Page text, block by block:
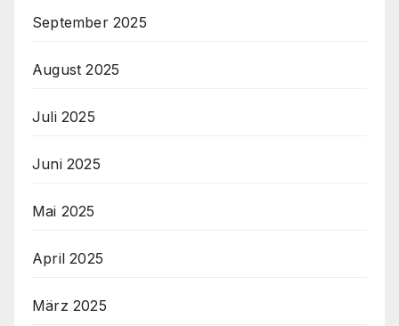
September 2025
August 2025
Juli 2025
Juni 2025
Mai 2025
April 2025
März 2025